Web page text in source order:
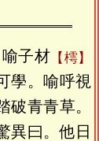
子材 樗
學。喻呼視
破青青草。
異曰。他日